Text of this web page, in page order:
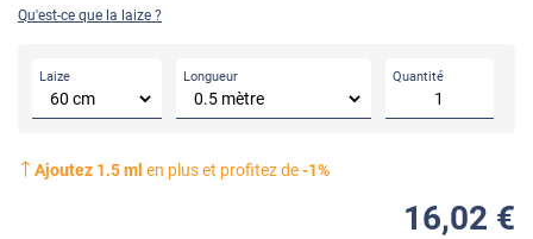
Qu'est-ce que la laize ?
Laize Longueur Quantité
Ajoutez 1.5ml en plus et profitez de-1%
16,02 €